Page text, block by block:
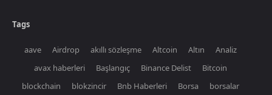
Tags
aave Airdrop akıllı sözleşme Altcoin Altın
Analiz
avax haberleri
Başlangıç Binance Delist
Bitcoin
blockchain
blokzincir Bnb Haberleri Borsa
borsalar